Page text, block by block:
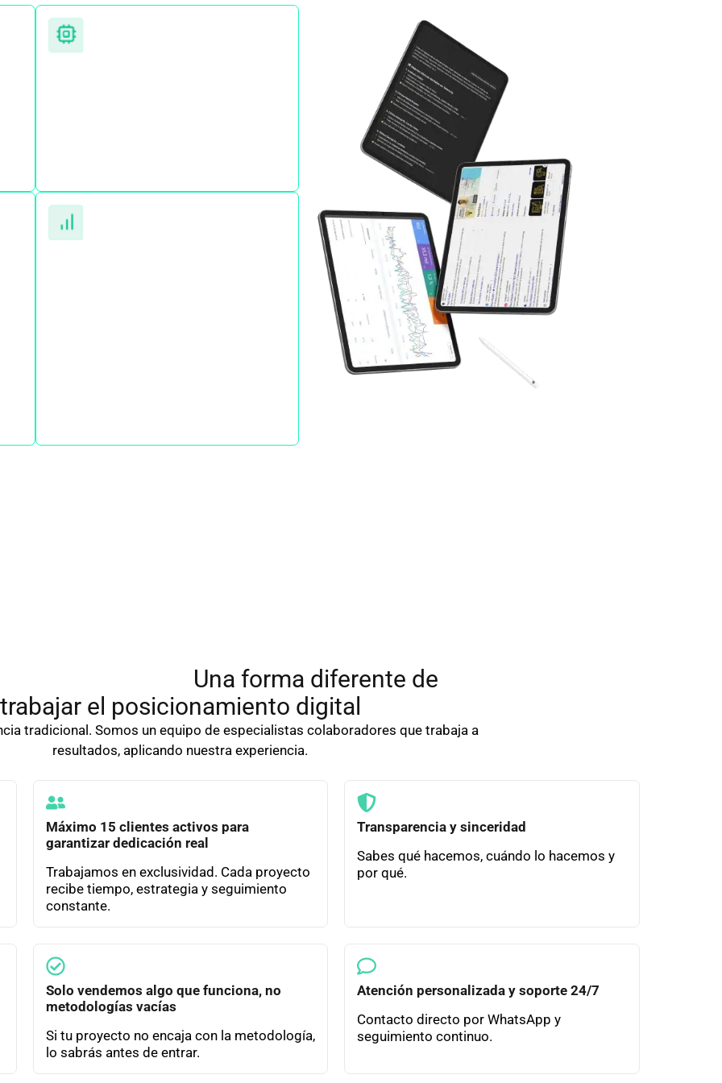
Una forma diferente de
trabajar el posicionamiento digital
tradicional. Somos un equipo de especialistas colaboradores que trabaja a
resultados, aplicando nuestra experiencia.
Máximo 15 clientes activos para
garantizar dedicación real
Trabajamos en exclusividad. Cada proyecto
recibe tiempo, estrategia y seguimiento
constante.
Transparencia y sinceridad
Sabes qué hacemos, cuándo lo hacemos y
por qué.
Solo vendemos algo que funciona, no
metodologías vacías
Si tu proyecto no encaja con la metodología,
lo sabrás antes de entrar.
Atención personalizada y soporte 24/7
Contacto directo por WhatsApp y
seguimiento continuo.